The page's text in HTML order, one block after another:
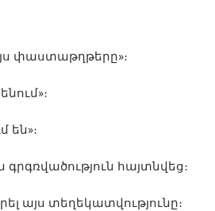
փաստաթղթերը»։
են»։
հայտնվեց։
այս տեղեկատվությունը։